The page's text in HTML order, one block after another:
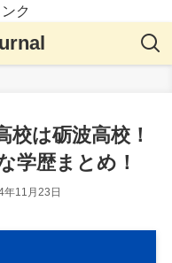
ク
校は砺波高校！
学歴まとめ！
年11月23日